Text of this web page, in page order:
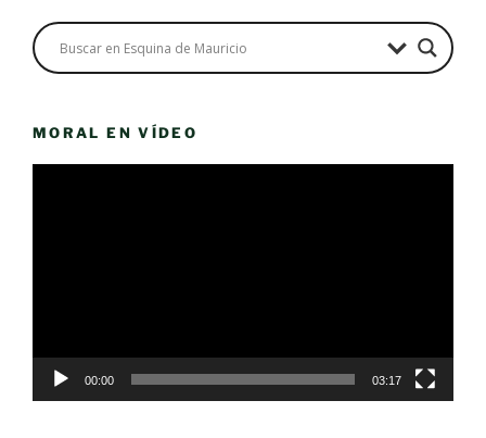
MORAL EN VÍDEO
00:00 03:17